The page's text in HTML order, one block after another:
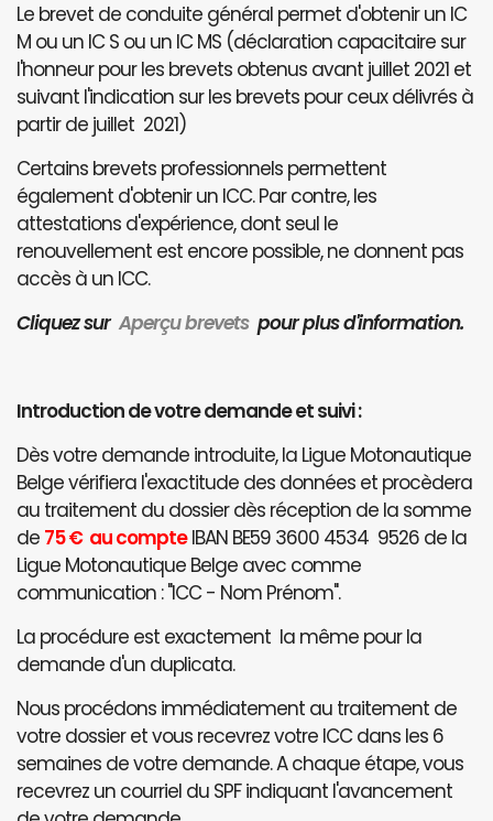
Le brevet de conduite général permet d'obtenir un IC
M ou un IC S ou un IC MS (déclaration capacitaire sur
l'honneur pour les brevets obtenus avant juillet 2021 et
suivant l'indication sur les brevets pour ceux délivrés à
partir de juillet 2021)
Certains brevets professionnels permettent
également d'obtenir un ICC. Par contre, les
attestations d'expérience, dont seul le
renouvellement est encore possible, ne donnent pas
accès à un ICC.
Cliquez surAperçu brevets pour plus d'information.
Introduction de votre demande et suivi :
Dès votre demande introduite, la Ligue Motonautique
Belge vérifiera l'exactitude des données et procèdera
au traitement du dossier dès réception de la somme
de 75 € au compteIBAN BE59 3600 4534 9526 de la
Ligue Motonautique Belge avec comme
communication : "ICC - Nom Prénom".
La procédure est exactement la même pour la
demande d'un duplicata.
Nous procédons immédiatement au traitement de
votre dossier et vous recevrez votre ICC dans les 6
semaines de votre demande. A chaque étape, vous
recevrez un courriel du SPF indiquant l'avancement